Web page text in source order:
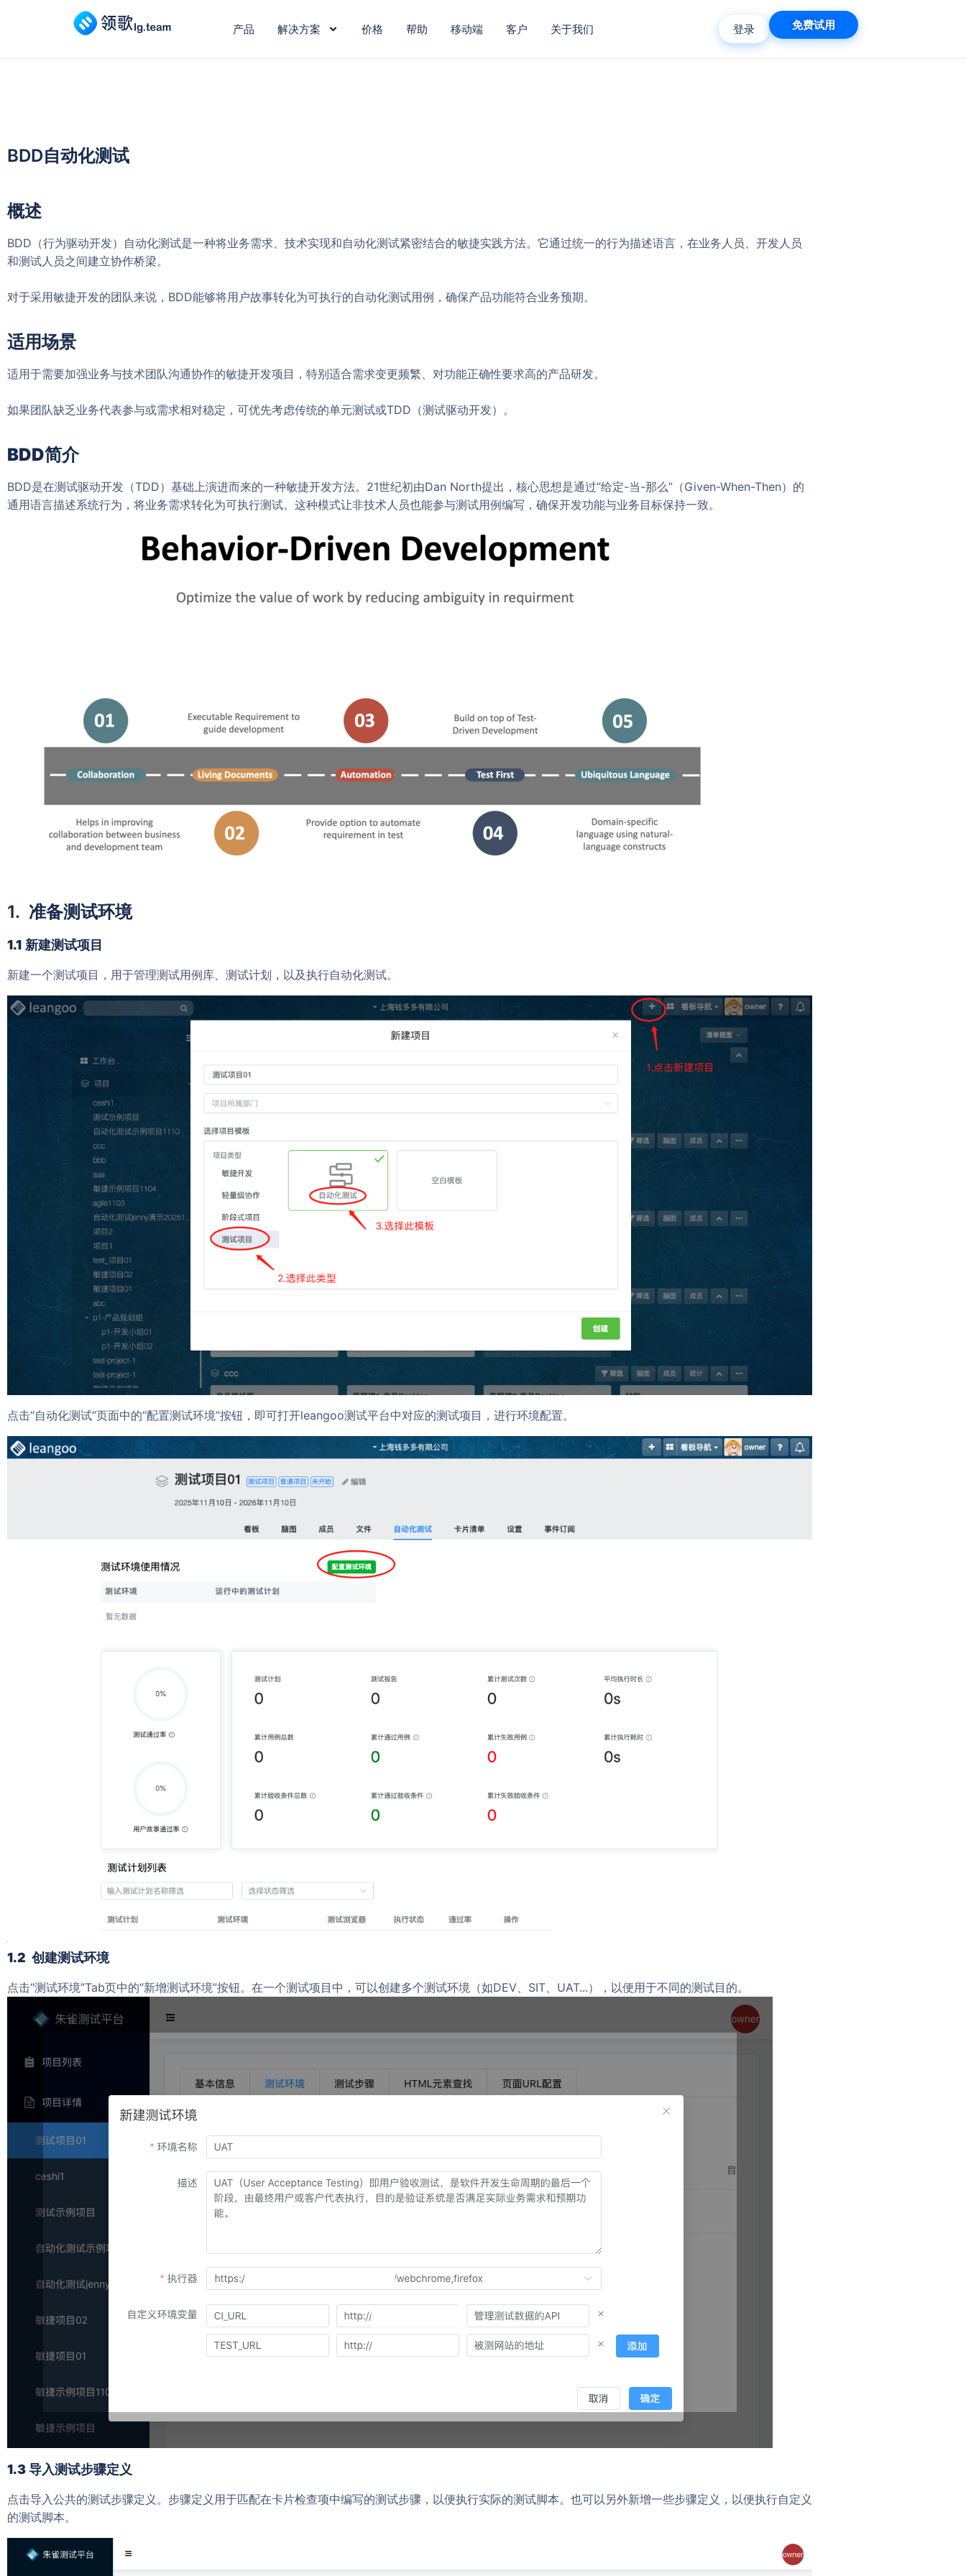
产品 解决方案 价格 帮助 移动端 客户 关于我们 登录 免费试用
BDD自动化测试
概述
BDD（行为驱动开发）自动化测试是一种将业务需求、技术实现和自动化测试紧密结合的敏捷实践方法。它通过统一的行为描述语言，在业务人员、开发人员
和测试人员之间建立协作桥梁。
对于采用敏捷开发的团队来说，BDD能够将用户故事转化为可执行的自动化测试用例，确保产品功能符合业务预期。
适用场景
适用于需要加强业务与技术团队沟通协作的敏捷开发项目，特别适合需求变更频繁、对功能正确性要求高的产品研发。
如果团队缺乏业务代表参与或需求相对稳定，可优先考虑传统的单元测试或TDD（测试驱动开发）。
BDD简介
BDD是在测试驱动开发（TDD）基础上演进而来的一种敏捷开发方法。21世纪初由Dan North提出，核心思想是通过”给定-当-那么”（Given-When-Then）的
通用语言描述系统行为，将业务需求转化为可执行测试。这种模式让非技术人员也能参与测试用例编写，确保开发功能与业务目标保持一致。
1. 准备测试环境
1.1 新建测试项目
新建一个测试项目 ， 用于管理测试用例库、 测试计划 ， 以及执行自动化测试。
点击“自动化测试”页面中的“配置测试环境”按钮 ， 即可打开leangoo测试平台中对应的测试项目，进行环境配置。
1.2 创建测试环境
点击“测试环境”Tab页中的“新增测试环境”按钮。 在一个测试项目 中 ， 可以创建多个测试环境 （如DEV、 SIT、 UAT...） ， 以便用于不同的测试目的。
1.3导入测试步骤定义
点击导入公共的测试步骤定义 。 步骤定义 用于匹配在卡片检查项中编写的测试步骤， 以便执行实际的测试脚本。 也可以另外新增一些步骤定义 ， 以便执行自定义
的测试脚本。